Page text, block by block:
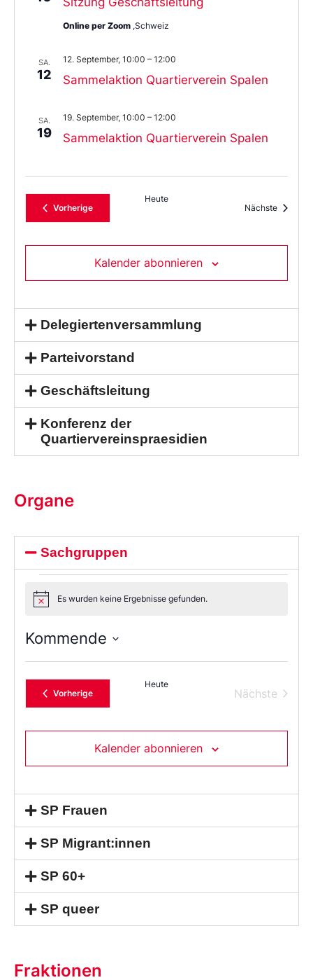
Online per Zoom ,Schweiz
SA.
12 Sammelaktion Quartierverein Spalen
12. September, 10:00 – 12:00
SA.
19 Sammelaktion Quartierverein Spalen
19. September, 10:00 – 12:00
VorherigeVeranstaltungen
Heute
Nächste
Kalender abonnieren
Delegiertenversammlung
Parteivorstand
Geschäftsleitung
Konferenz der
Quartiervereinspraesidien
Organe
Sachgruppen
NoticeEs wurden keine Ergebnisse gefunden.
Kommende
das
DatumVorherigeVeranstaltungen
Heute
Nächste
Kalender abonnieren
SP Frauen
SP Migrant:innen
SP 60+
SP queer
Fraktionen